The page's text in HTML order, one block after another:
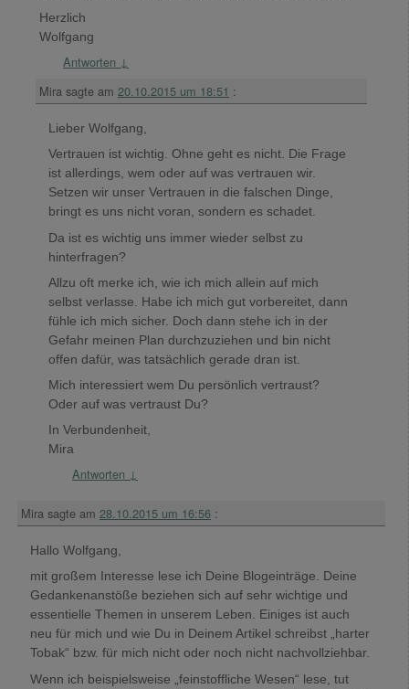
Herzlich
Wolfgang
Antworten ↓
Mira sagte am 20.10.2015 um 18:51 :
Lieber Wolfgang,
Vertrauen ist wichtig. Ohne geht es nicht. Die Frage
ist allerdings, wem oder auf was vertrauen wir.
Setzen wir unser Vertrauen in die falschen Dinge,
bringt es uns nicht voran, sondern es schadet.
Da ist es wichtig uns immer wieder selbst zu
hinterfragen?
Allzu oft merke ich, wie ich mich allein auf mich
selbst verlasse. Habe ich mich gut vorbereitet, dann
fühle ich mich sicher. Doch dann stehe ich in der
Gefahr meinen Plan durchzuziehen und bin nicht
offen dafür, was tatsächlich gerade dran ist.
Mich interessiert wem Du persönlich vertraust?
Oder auf was vertraust Du?
In Verbundenheit,
Mira
Antworten ↓
Mira sagte am 28.10.2015 um 16:56 :
Hallo Wolfgang,
mit großem Interesse lese ich Deine Blogeinträge. Deine
Gedankenanstöße beziehen sich auf sehr wichtige und
essentielle Themen in unserem Leben. Einiges ist auch
neu für mich und wie Du in Deinem Artikel schreibst „harter
Tobak“ bzw. für mich nicht oder noch nicht nachvollziehbar.
Wenn ich beispielsweise „feinstoffliche Wesen“ lese, tut